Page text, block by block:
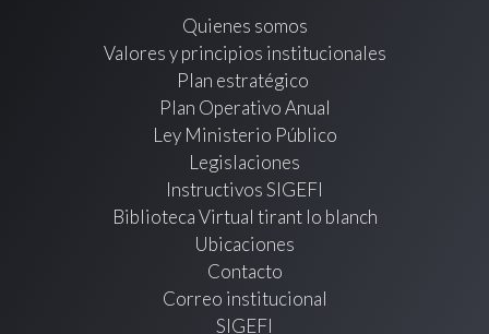
Quienes somos
Valores y principios institucionales
Plan estratégico
Plan Operativo Anual
Ley Ministerio Público
Legislaciones
Instructivos SIGEFI
Biblioteca Virtual tirant lo blanch
Ubicaciones
Contacto
Correo institucional
SIGEFI